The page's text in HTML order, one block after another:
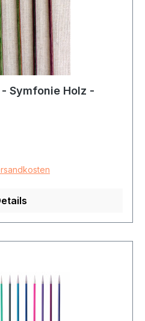
Symfonie Holz -